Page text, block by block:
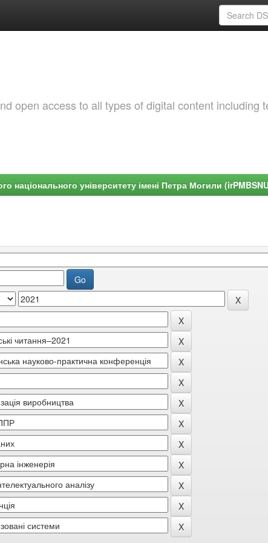
open access to all types of digital content including
національного університету імені Петра Могили